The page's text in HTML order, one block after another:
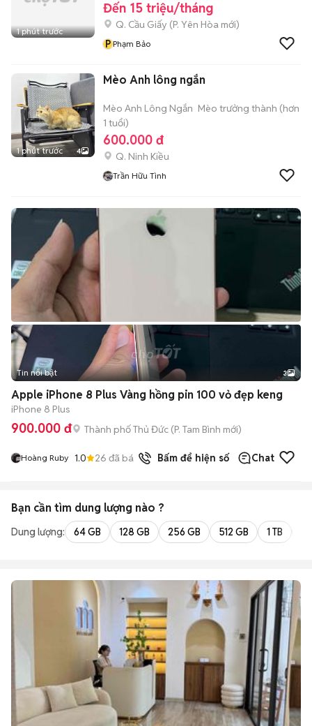
1 phút trước
Đến 15 triệu/tháng
Q. Cầu Giấy (P. Yên Hòa mới)
P Phạm Bảo
1 phút trước 4
Mèo Anh lông ngắn
Mèo Anh Lông Ngắn Mèo trưởng thành (hơn
1 tuổi)
600.000 đ
Q. Ninh Kiều
Trần Hữu Tình
Tin nổi bật 3
Apple iPhone 8 Plus Vàng hồng pin 100 vỏ đẹp keng
iPhone 8 Plus
900.000 đ Thành phố Thủ Đức (P. Tam Bình mới)
Hoàng Ruby 1.0 26 đã bán Bấm để hiện số Chat
Bạn cần tìm dung lượng nào ?
Dung lượng: 64 GB 128 GB 256 GB 512 GB 1 TB